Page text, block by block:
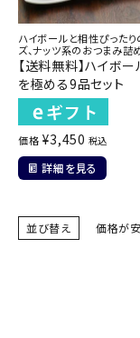
ハイボールと相性ぴったり
ズ、ナッツ系のおつまみ詰
【送料無料】ハイボ
を極める9品セット
価格 ¥3,450 税込
詳細を見る
並び替え 価格が